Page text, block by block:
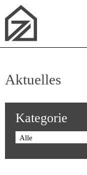
Aktuelles
Kategorie
Alle